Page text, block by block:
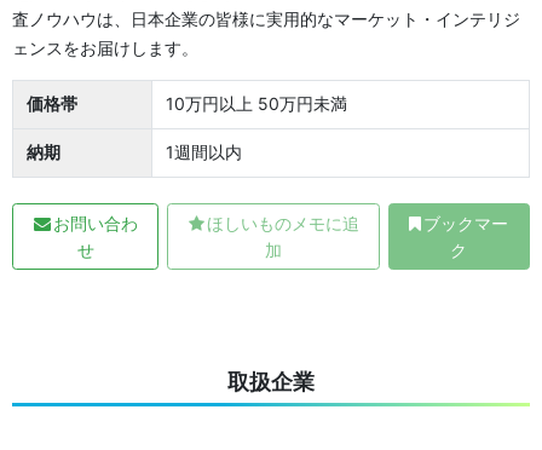
査ノウハウは、日本企業の皆様に実用的なマーケット・インテリジ
ェンスをお届けします。
価格帯 10万円以上 50万円未満
納期 1週間以内
お問い合わ
せ
ほしいものメモに追
加
ブックマー
ク
取扱企業